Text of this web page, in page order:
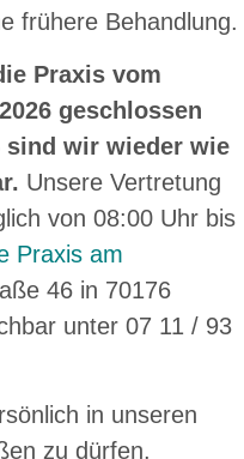
frühere Behandlung.
Praxis vom
geschlossen
sind wir wieder wie
Unsere Vertretung
von 08:00 Uhr bis
Praxis am
46 in 70176
unter 07 11 / 93
in unseren
zu dürfen.